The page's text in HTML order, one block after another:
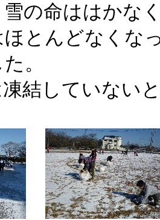
雪の命ははかな
とんどなくな
。
結していない